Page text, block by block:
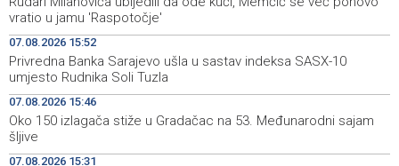
Faris Dževahirić novi nogometaš Veleža
19:21 Announcement of events for Saturday, 8 August 2026
19:10
Rudari Milanovića ubijedili da ode kući, Memčić se već
ponovo vratio u jamu 'Raspotočje'
19:03
vratio u jamu 'Raspotočje'
07.08.2026 15:52
Privredna Banka Sarajevo ušla u sastav indeksa SASX-10
umjesto Rudnika Soli Tuzla
07.08.2026 15:46
Oko 150 izlagača stiže u Gradačac na 53. Međunarodni sajam
šljive
07.08.2026 15:31